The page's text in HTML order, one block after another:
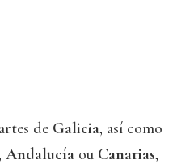
de Galicia, así como
Andalucía ou Canarias,